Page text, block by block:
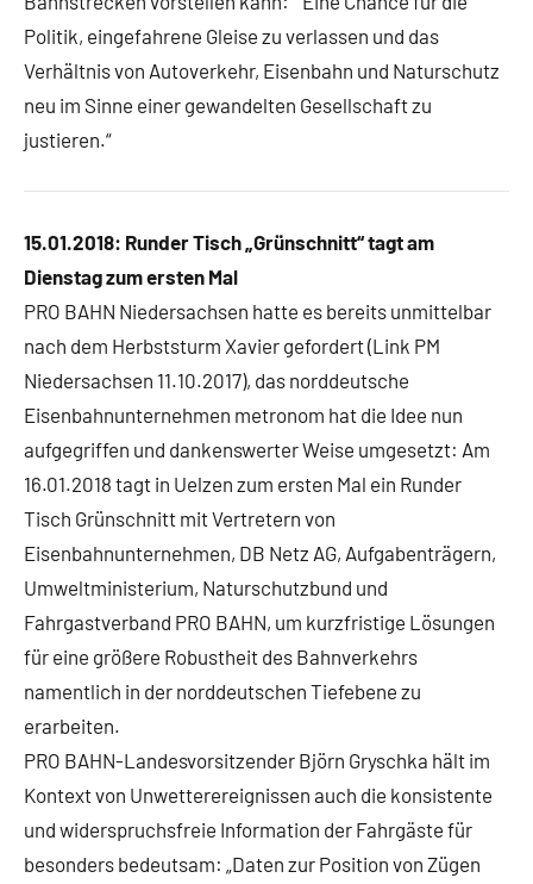
Politik, eingefahrene Gleise zu verlassen und das
Verhältnis von Autoverkehr, Eisenbahn und Naturschutz
neu im Sinne einer gewandelten Gesellschaft zu
justieren.“
15.01.2018: Runder Tisch „Grünschnitt“ tagt am
Dienstag zum ersten Mal
PRO BAHN Niedersachsen hatte es bereits unmittelbar
nach dem Herbststurm Xavier gefordert (Link PM
Niedersachsen 11.10.2017), das norddeutsche
Eisenbahnunternehmen metronom hat die Idee nun
aufgegriffen und dankenswerter Weise umgesetzt: Am
16.01.2018 tagt in Uelzen zum ersten Mal ein Runder
Tisch Grünschnitt mit Vertretern von
Eisenbahnunternehmen, DB Netz AG, Aufgabenträgern,
Umweltministerium, Naturschutzbund und
Fahrgastverband PRO BAHN, um kurzfristige Lösungen
für eine größere Robustheit des Bahnverkehrs
namentlich in der norddeutschen Tiefebene zu
erarbeiten.
PRO BAHN-Landesvorsitzender Björn Gryschka hält im
Kontext von Unwetterereignissen auch die konsistente
und widerspruchsfreie Information der Fahrgäste für
besonders bedeutsam: „Daten zur Position von Zügen